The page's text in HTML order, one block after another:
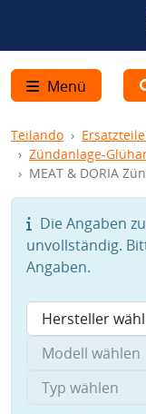
Menü
Teilando
Zündanlage-
MEAT & DORIA
Die Angaben
unvollständig.
Angaben.